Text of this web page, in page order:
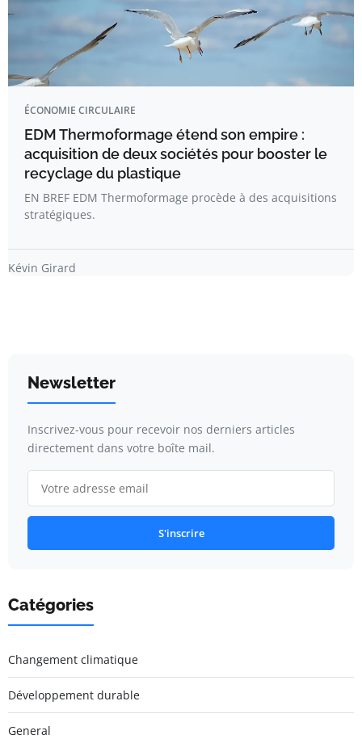
ÉCONOMIE CIRCULAIRE
EDM Thermoformage étend son empire :
acquisition de deux sociétés pour booster le
recyclage du plastique
EN BREF EDM Thermoformage procède à des acquisitions
stratégiques.
Kévin Girard
Newsletter
Inscrivez-vous pour recevoir nos derniers articles
directement dans votre boîte mail.
S'inscrire
Catégories
Changement climatique
Développement durable
General